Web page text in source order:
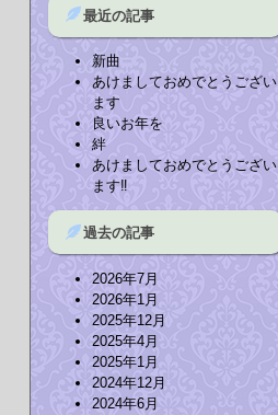
最近の記事
新曲
あけましておめでとうござい
ます
良いお年を
絆
あけましておめでとうござい
ます‼︎
過去の記事
2026年7月
2026年1月
2025年12月
2025年4月
2025年1月
2024年12月
2024年6月